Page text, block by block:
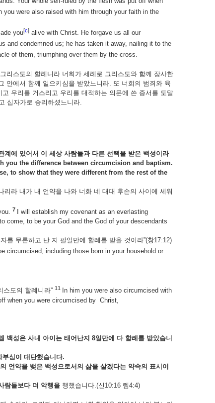
were also raised with him through your faith in the
you[c] alive with Christ. He forgave us all our
and condemned us; he has taken it away, nailing it to the
of them, triumphing over them by the cross.
리스도의 할례니라 너희가 세례로 그리스도와 함께 장사한
안에서 함께 일으키심을 받았느니라. 또 너희의 범죄와 육
우리를 거스리고 우리를 대적하는 의문에 쓴 증서를 도말
십자가로 승리하셨느니라.
계에 있어서 이 세상 사람들과 다른 선택을 받은 백성이라
you the difference between circumcision and baptism.
to show that they were different from the rest of the
라 내가 내 언약을 나와 너화 네 대대 후손의 사이에 세워
7
I will establish my covenant as an everlasting
come, to be your God and the God of your descendants
를 무론하고 난 지 팔일만에 할례를 받을 것이라”(창17:12)
circumcised, including those born in your household or
도의 할례니라” 11
In him you were also circumcised with
when you were circumcised by Christ,
백성은 사내 아이는 태어난지 8일만에 다 할례를 받았습니
부심이 대단했습니다.
언약을 뱆은 백성으로서의 삶을 살겠다는 약속의 표시이
람들보다 더 악행을 행했습니다.(신10:16 렘4:4)